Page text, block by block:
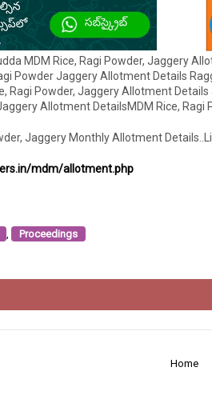
MDM Rice, Ragi Powder, Jaggery
Powder Jaggery Allotment Details
Ragi Powder, Jaggery Allotment Details
Allotment DetailsMDM Rice,
Jaggery Monthly Allotment
mdm/allotment.php
, Proceedings
Home